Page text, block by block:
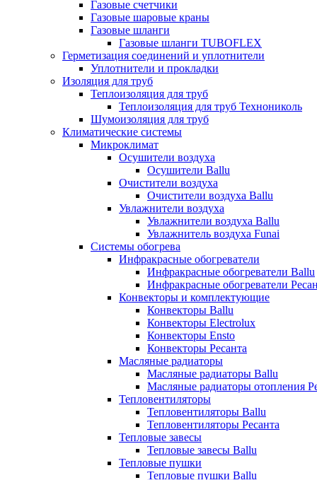
Газовые счетчики
Газовые шаровые краны
Газовые шланги
Газовые шланги TUBOFLEX
Герметизация соединений и уплотнители
Уплотнители и прокладки
Изоляция для труб
Теплоизоляция для труб
Теплоизоляция для труб Технониколь
Шумоизоляция для труб
Климатические системы
Микроклимат
Осушители воздуха
Осушители Ballu
Очистители воздуха
Очистители воздуха Ballu
Увлажнители воздуха
Увлажнители воздуха Ballu
Увлажнитель воздуха Funai
Системы обогрева
Инфракрасные обогреватели
Инфракрасные обогреватели Ballu
Инфракрасные обогреватели
Конвекторы и комплектующие
Конвекторы Ballu
Конвекторы Electrolux
Конвекторы Ensto
Конвекторы Ресанта
Масляные радиаторы
Масляные радиаторы Ballu
Масляные радиаторы отопления
Тепловентиляторы
Тепловентиляторы Ballu
Тепловентиляторы Ресанта
Тепловые завесы
Тепловые завесы Ballu
Тепловые пушки
Тепловые пушки Ballu